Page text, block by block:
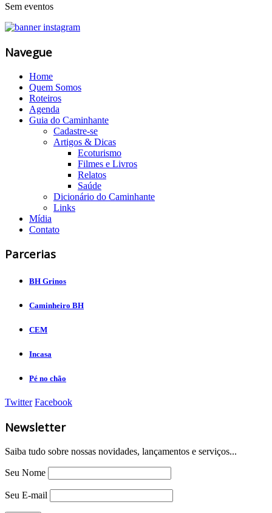
Sem eventos
Navegue
Home
Quem Somos
Roteiros
Agenda
Guia do Caminhante
Cadastre-se
Artigos & Dicas
Ecoturismo
Filmes e Livros
Relatos
Saúde
Dicionário do Caminhante
Links
Mídia
Contato
Parcerias
BH Grinos
Caminheiro BH
CEM
Incasa
Pé no chão
Twitter Facebook
Newsletter
Saiba tudo sobre nossas novidades, lançamentos e serviços...
Seu Nome
Seu E-mail